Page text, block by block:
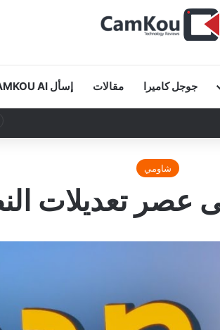
جوجل كاميرا مقالات إسأل CAMKOU AI
شاومي
عصر تعديلات